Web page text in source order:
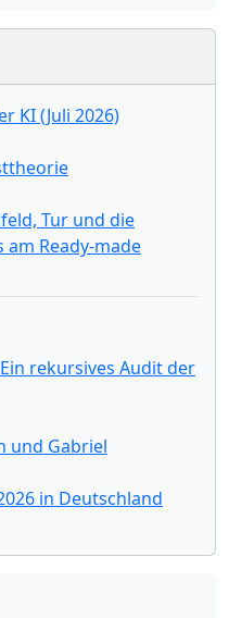
KI (Juli 2026)
Tur und die
Ready-made
rekursives Audit der
und Gabriel
in Deutschland